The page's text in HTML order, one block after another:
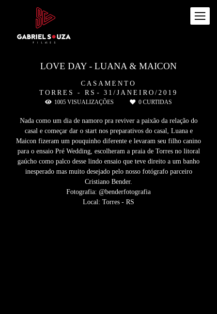
CASAMENTO
TORRES - RS
31/JANEIRO/2019
LOVE DAY - LUANA & MAICON
1005 VISUALIZAÇÕES 0 CURTIDAS
Nada como um dia de namoro pra reviver a paixão da relação do
casal e começar dar o start nos preparativos do casal, Luana e
Maicon fizeram um pouquinho diferente e levaram seu filho canino
para o ensaio Pré Wedding, escolheram a praia de Torres no litoral
gaúcho como palco desse lindo ensaio que teve direito a um banho
inesperado mas muito desejado pelo nosso fotógrafo parceiro
Cristiano Bender.
Fotografia: @benderfotografia
Local: Torres - RS